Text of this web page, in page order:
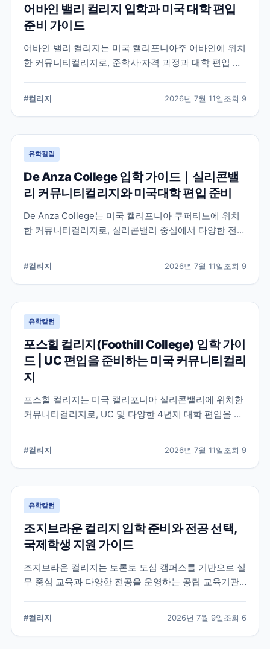
어바인 밸리 컬리지 입학과 미국 대학 편입
준비 가이드
어바인 밸리 컬리지는 미국 캘리포니아주 어바인에 위치
한 커뮤니티컬리지로, 준학사·자격 과정과 대학 편입 준
#컬리지 2026년 7월 11일조회 9
유학칼럼
De Anza College 입학 가이드｜실리콘밸
리 커뮤니티컬리지와 미국대학 편입 준비
De Anza College는 미국 캘리포니아 쿠퍼티노에 위치
한 커뮤니티컬리지로, 실리콘밸리 중심에서 다양한 전공
으로 정리했습니다.
#컬리지 2026년 7월 11일조회 9
유학칼럼
포스힐 컬리지(Foothill College) 입학 가이
드 | UC 편입을 준비하는 미국 커뮤니티컬리
지
포스힐 컬리지는 미국 캘리포니아 실리콘밸리에 위치한
커뮤니티컬리지로, UC 및 다양한 4년제 대학 편입을 목
으로 입학 준비에 필요한 내용을 정리했습니다.
#컬리지 2026년 7월 11일조회 9
유학칼럼
조지브라운 컬리지 입학 준비와 전공 선택,
국제학생 지원 가이드
조지브라운 컬리지는 토론토 도심 캠퍼스를 기반으로 실
무 중심 교육과 다양한 전공을 운영하는 공립 교육기관
#컬리지 2026년 7월 9일조회 6